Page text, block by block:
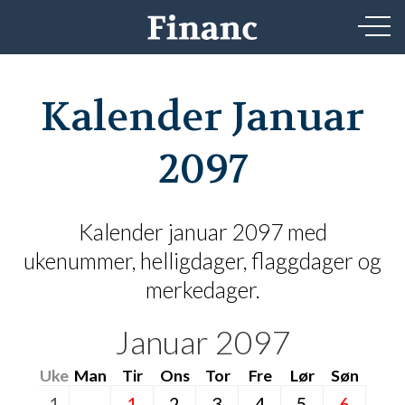
Kalender Januar
2097
Kalender januar 2097 med
ukenummer, helligdager, flaggdager og
merkedager.
Januar 2097
Uke Man Tir Ons Tor Fre Lør Søn